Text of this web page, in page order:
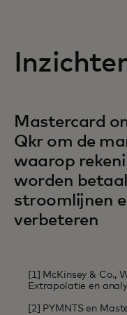
Mastercard
Qkr om de
waarop
worden
stroomlijnen
verbeteren
[1] McKinsey & Co.,
Extrapolatie en
[2] PYMNTS en